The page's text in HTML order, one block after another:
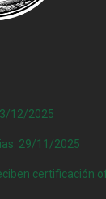
12/2025
29/11/2025
certificación